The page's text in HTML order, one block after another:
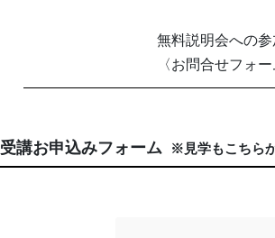
無料説明会への
〈お問合せフォ
受講お申込みフォーム ※見学もこちら